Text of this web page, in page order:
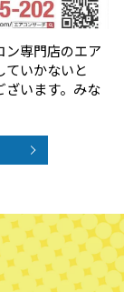
専門店のエア
いかないと
います。みな